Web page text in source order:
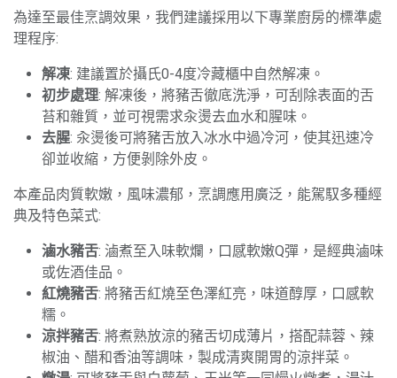
為達至最佳烹調效果，我們建議採用以下專業廚房的標準處
理程序:
解凍: 建議置於攝氏0-4度冷藏櫃中自然解凍。
初步處理: 解凍後，將豬舌徹底洗淨，可刮除表面的舌
苔和雜質，並可視需求汆燙去血水和腥味。
去腥: 汆燙後可將豬舌放入冰水中過冷河，使其迅速冷
卻並收縮，方便剝除外皮。
本產品肉質軟嫩，風味濃郁，烹調應用廣泛，能駕馭多種經
典及特色菜式:
滷水豬舌: 滷煮至入味軟爛，口感軟嫩Q彈，是經典滷味
或佐酒佳品。
紅燒豬舌: 將豬舌紅燒至色澤紅亮，味道醇厚，口感軟
糯。
涼拌豬舌: 將煮熟放涼的豬舌切成薄片，搭配蒜蓉、辣
椒油、醋和香油等調味，製成清爽開胃的涼拌菜。